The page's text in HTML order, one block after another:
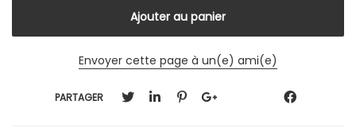
Envoyer cette page à un(e) ami(e)
PARTAGER